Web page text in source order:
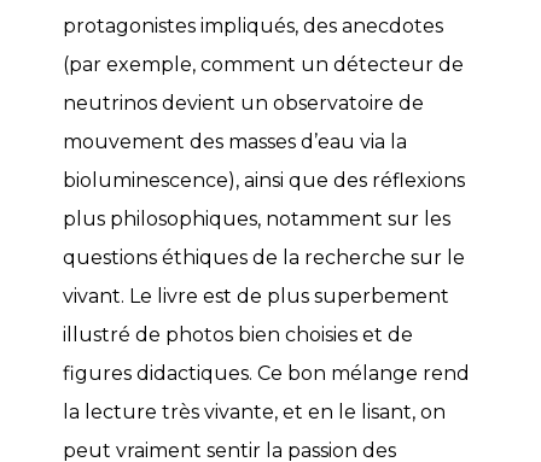
protagonistes impliqués, des anecdotes
(par exemple, comment un détecteur de
neutrinos devient un observatoire de
mouvement des masses d’eau via la
bioluminescence), ainsi que des réflexions
plus philosophiques, notamment sur les
questions éthiques de la recherche sur le
vivant. Le livre est de plus superbement
illustré de photos bien choisies et de
figures didactiques. Ce bon mélange rend
la lecture très vivante, et en le lisant, on
peut vraiment sentir la passion des